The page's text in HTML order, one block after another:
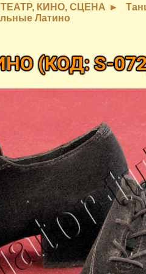
ТЕАТР, КИНО, СЦЕНА
Латино
(КОД:S-